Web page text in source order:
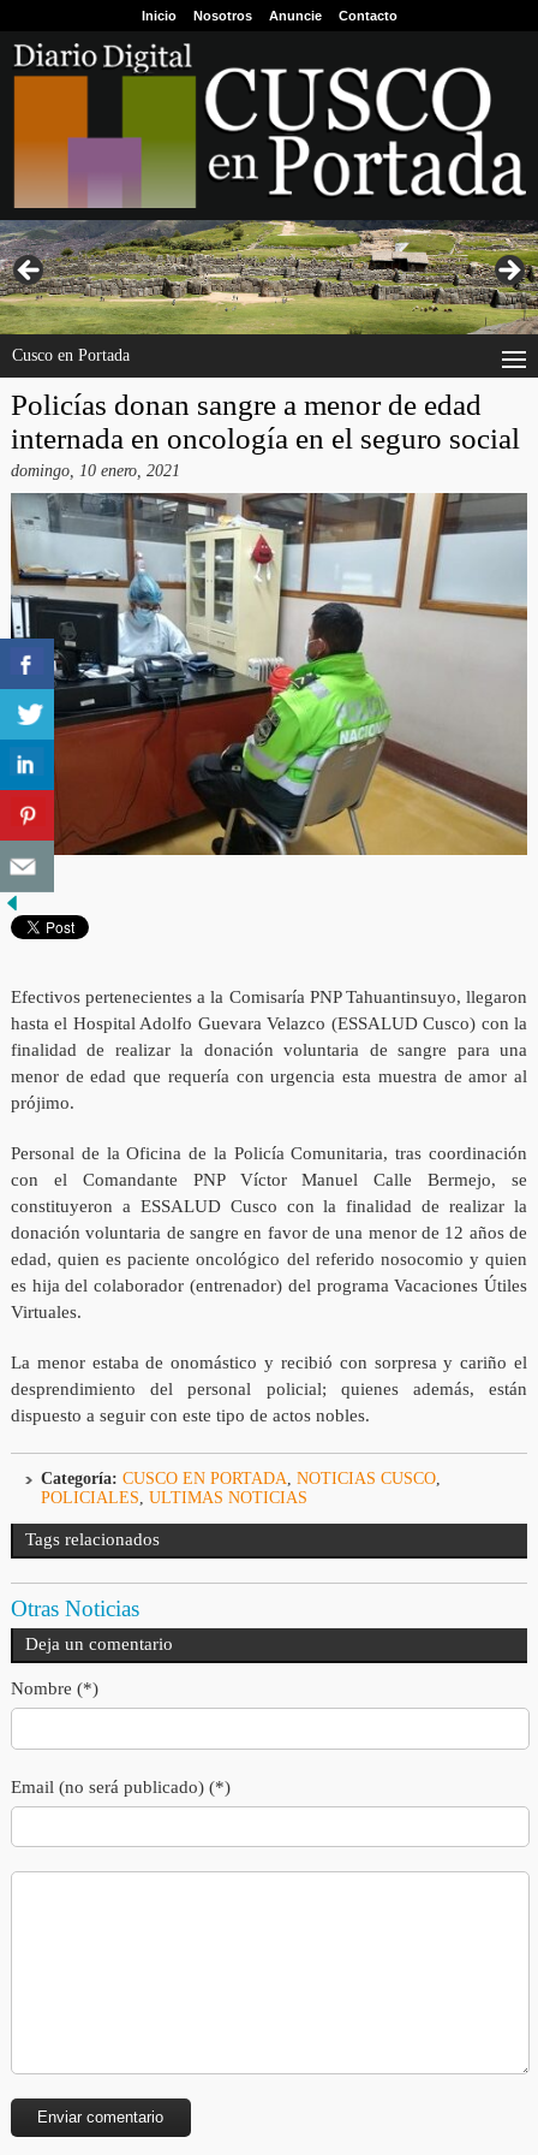
Inicio Nosotros Anuncie Contacto
Cusco en Portada
Policías donan sangre a menor de edad
internada en oncología en el seguro social
domingo, 10 enero, 2021
Efectivos pertenecientes a la Comisaría PNP Tahuantinsuyo, llegaron
hasta el Hospital Adolfo Guevara Velazco (ESSALUD Cusco) con la
finalidad de realizar la donación voluntaria de sangre para una
menor de edad que requería con urgencia esta muestra de amor al
prójimo.
Personal de la Oficina de la Policía Comunitaria, tras coordinación
con el Comandante PNP Víctor Manuel Calle Bermejo, se
constituyeron a ESSALUD Cusco con la finalidad de realizar la
donación voluntaria de sangre en favor de una menor de 12 años de
edad, quien es paciente oncológico del referido nosocomio y quien
es hija del colaborador (entrenador) del programa Vacaciones Útiles
Virtuales.
La menor estaba de onomástico y recibió con sorpresa y cariño el
desprendimiento del personal policial; quienes además, están
dispuesto a seguir con este tipo de actos nobles.
Categoría: CUSCO EN PORTADA, NOTICIAS CUSCO,
POLICIALES, ULTIMAS NOTICIAS
Tags relacionados
Otras Noticias
Deja un comentario
Nombre (*)
Email (no será publicado) (*)